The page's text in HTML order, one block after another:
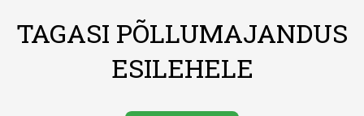
TAGASI PÕLLUMAJANDUS
ESILEHELE